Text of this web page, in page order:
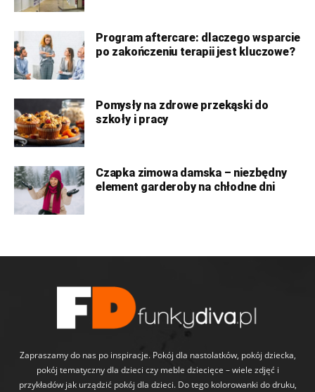
Program aftercare: dlaczego wsparcie
po zakończeniu terapii jest kluczowe?
Pomysły na zdrowe przekąski do
szkoły i pracy
Czapka zimowa damska – niezbędny
element garderoby na chłodne dni
Zapraszamy do nas po inspiracje. Pokój dla nastolatków, pokój dziecka,
pokój tematyczny dla dzieci czy meble dziecięce – wiele zdjęć i
przykładów jak urządzić pokój dla dzieci. Do tego kolorowanki do druku,